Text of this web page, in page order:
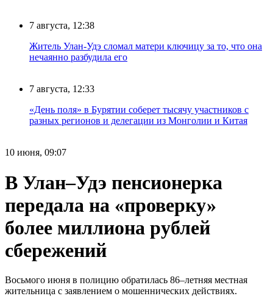
7 августа, 12:38
Житель Улан-Удэ сломал матери ключицу за то, что она
нечаянно разбудила его
7 августа, 12:33
«День поля» в Бурятии соберет тысячу участников с
разных регионов и делегации из Монголии и Китая
10 июня, 09:07
В Улан–Удэ пенсионерка
передала на «проверку»
более миллиона рублей
сбережений
Восьмого июня в полицию обратилась 86–летняя местная
жительница с заявлением о мошеннических действиях.